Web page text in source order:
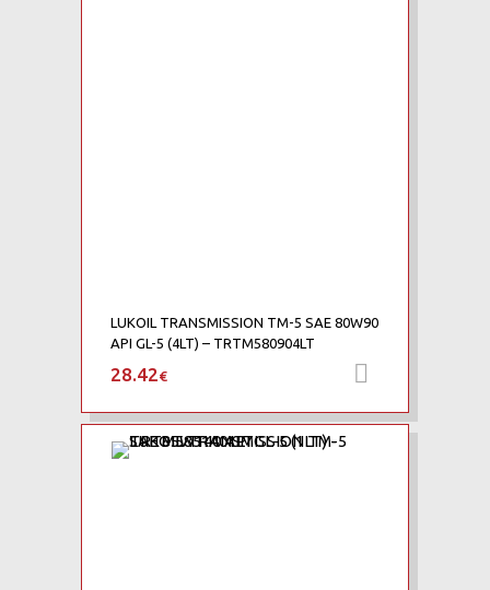
LUKOIL TRANSMISSION TM-5 SAE 80W90
API GL-5 (4LT) – TRTM580904LT
28.42€